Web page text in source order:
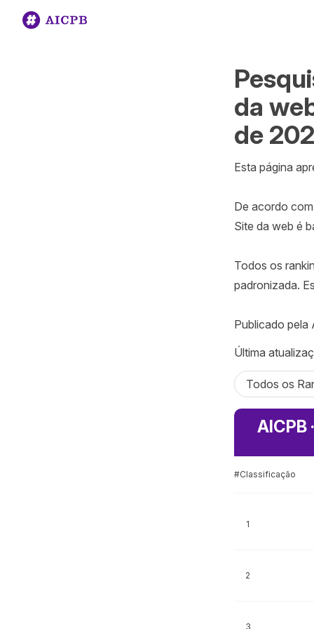
da
de
Esta página
De acordo
Site da web é
Todos os
padronizada.
Publicado pela
Última
Todos os
AICPB
#Classificação
1
2
3